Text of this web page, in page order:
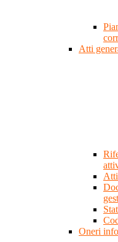
Atti
Oneri